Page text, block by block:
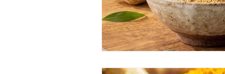
masaje corporal de jengibre
chocolate dubai ritual